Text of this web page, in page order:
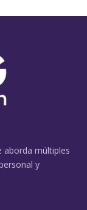
aborda múltiples
y